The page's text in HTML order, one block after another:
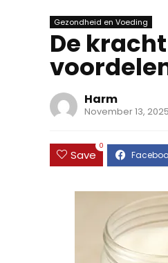
Gezondheid en Voeding
De
Harm
November 13, 2025
Save
0